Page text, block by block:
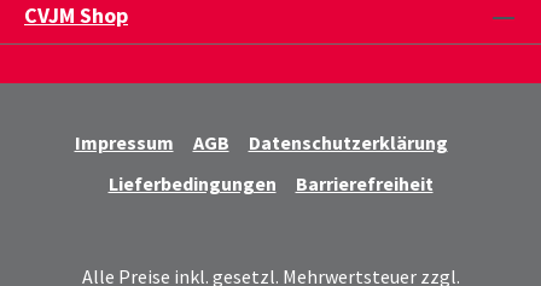
CVJM Shop
Impressum AGB
Datenschutzerklärung
Lieferbedingungen
Barrierefreiheit
Alle Preise inkl. gesetzl. Mehrwertsteuer zzgl.